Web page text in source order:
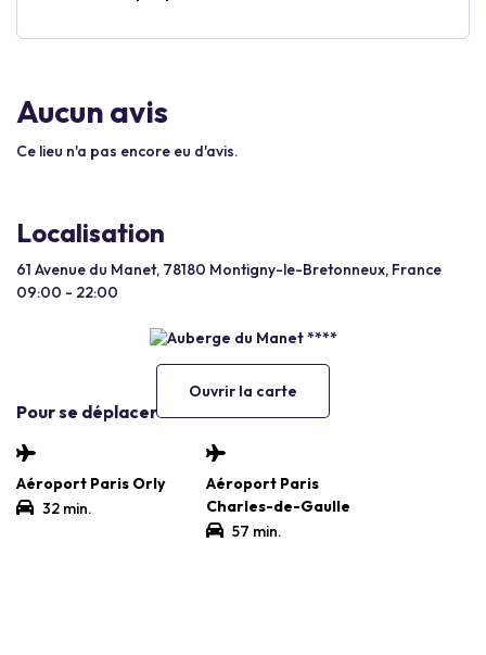
Aucun avis
Ce lieu n'a pas encore eu d'avis.
Localisation
61 Avenue du Manet, 78180 Montigny-le-Bretonneux, France
09:00 - 22:00
Ouvrir la carte
Pour se déplacer
Aéroport Paris Orly
32 min.
Aéroport Paris
Charles-de-Gaulle
57 min.